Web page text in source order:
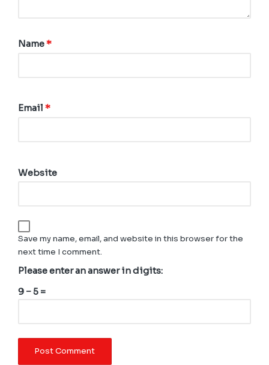
Name*
Email *
Website
Save my name, email, and website in this browser for the
next time I comment.
Please enter an answer in digits:
9 − 5 =